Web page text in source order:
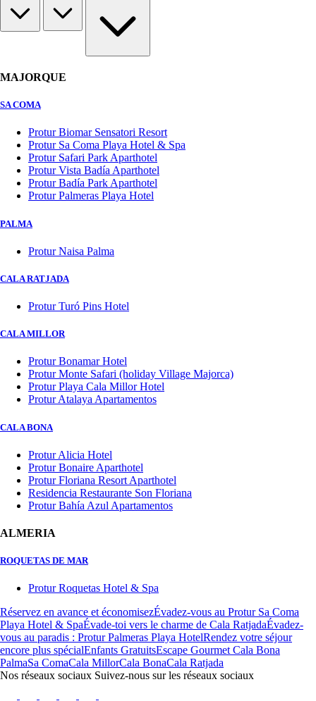
MAJORQUE
SA COMA
Protur Biomar Sensatori Resort
Protur Sa Coma Playa Hotel & Spa
Protur Safari Park Aparthotel
Protur Vista Badía Aparthotel
Protur Badía Park Aparthotel
Protur Palmeras Playa Hotel
PALMA
Protur Naisa Palma
CALA RATJADA
Protur Turó Pins Hotel
CALA MILLOR
Protur Bonamar Hotel
Protur Monte Safari (holiday Village Majorca)
Protur Playa Cala Millor Hotel
Protur Atalaya Apartamentos
CALA BONA
Protur Alicia Hotel
Protur Bonaire Aparthotel
Protur Floriana Resort Aparthotel
Residencia Restaurante Son Floriana
Protur Bahía Azul Apartamentos
ALMERIA
ROQUETAS DE MAR
Protur Roquetas Hotel & Spa
Réservez en avance et économisezÉvadez-vous au Protur Sa Coma
Playa Hotel & SpaÉvade-toi vers le charme de Cala RatjadaÉvadez-
vous au paradis : Protur Palmeras Playa HotelRendez votre séjour
encore plus spécialEnfants GratuitsEscape Gourmet Cala Bona
PalmaSa ComaCala MillorCala BonaCala Ratjada
Nos réseaux sociaux Suivez-nous sur les réseaux sociaux